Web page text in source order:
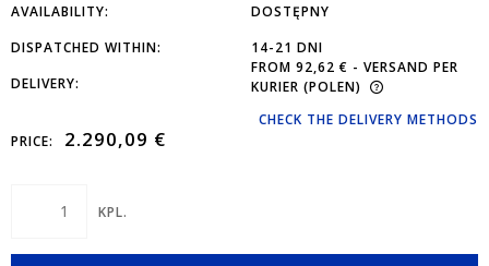
AVAILABILITY:
DOSTĘPNY
DISPATCHED WITHIN:
14-21 DNI
DELIVERY:
FROM 92,62 € - VERSAND PER
KURIER (POLEN)
CHECK THE DELIVERY METHODS
PRICE:
2.290,09 €
KPL.